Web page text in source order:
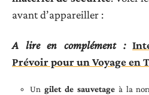
avant d’appareiller :
A lire en complément :
Prévoir pour un Voyage en
Un gilet de sauvetageà la